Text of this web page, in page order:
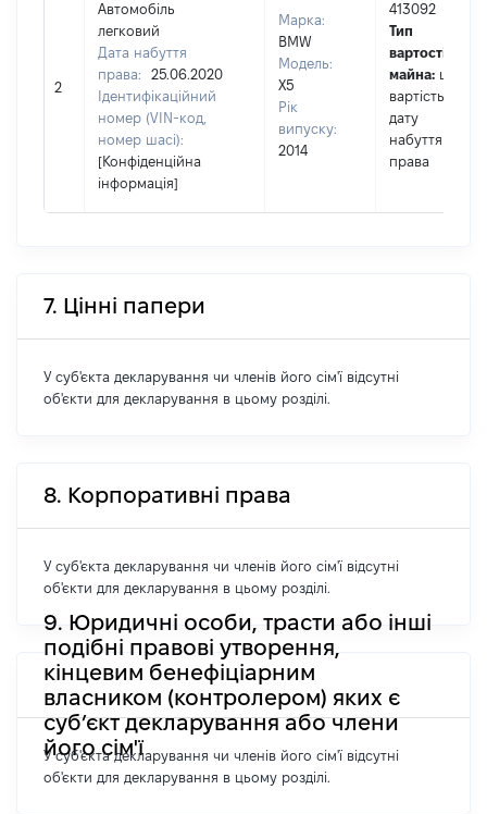
2
Автомобіль
легковий
Дата набуття
права:
25.06.2020
Ідентифікаційний
номер (VIN-код,
номер шасі):
[Конфіденційна
інформація]
Марка:
BMW
Модель:
X5
Рік
випуску:
2014
413092
Тип
вартості
майна: це
вартість на
дату
набуття
права
7. Цінні папери
У суб'єкта декларування чи членів його сім'ї відсутні
об'єкти для декларування в цьому розділі.
8. Корпоративні права
У суб'єкта декларування чи членів його сім'ї відсутні
об'єкти для декларування в цьому розділі.
9. Юридичні особи, трасти або інші
подібні правові утворення,
кінцевим бенефіціарним
власником (контролером) яких є
суб’єкт декларування або члени
його сім'ї
У суб'єкта декларування чи членів його сім'ї відсутні
об'єкти для декларування в цьому розділі.